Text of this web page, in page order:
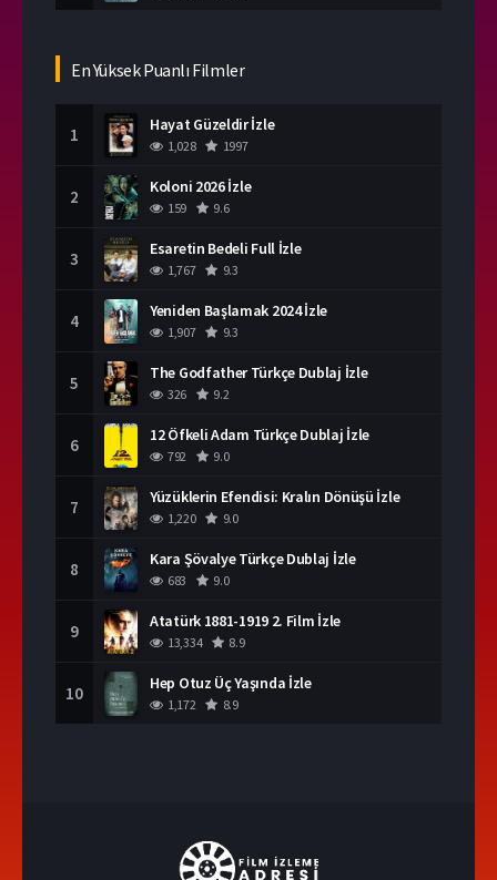
En Yüksek Puanlı Filmler
1 Hayat Güzeldir İzle
1,028 1997
2 Koloni 2026 İzle
159 9.6
3 Esaretin Bedeli Full İzle
1,767 9.3
4 Yeniden Başlamak 2024 İzle
1,907 9.3
5 The Godfather Türkçe Dublaj İzle
326 9.2
6 12 Öfkeli Adam Türkçe Dublaj İzle
792 9.0
7 Yüzüklerin Efendisi: Kralın Dönüşü İzle
1,220 9.0
8 Kara Şövalye Türkçe Dublaj İzle
683 9.0
9 Atatürk 1881-1919 2. Film İzle
13,334 8.9
10 Hep Otuz Üç Yaşında İzle
1,172 8.9